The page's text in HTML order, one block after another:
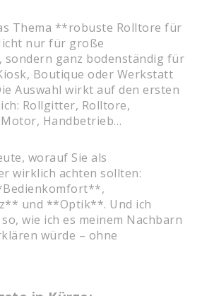
Thema **robuste Rolltore für
nur für große
ganz bodenständig für
Boutique oder Werkstatt
Auswahl wirkt auf den ersten
Rollgitter, Rolltore,
Handbetrieb…
worauf Sie als
wirklich achten sollten:
und **Optik**. Und ich
wie ich es meinem Nachbarn
würde – ohne